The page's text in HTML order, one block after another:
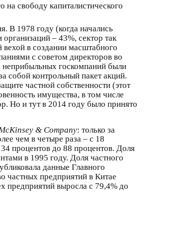
свободу капиталистического
В 1978 году (когда начались
– 43%, сектор так
в создании масштабного
с советом директоров во
неприбыльных госкомпаний были
собой контрольный пакет акций.
частной собственности (этот
имущества, в том числе
Но и тут в 2014 году было принято
& Company: только за
чем в четыре раза – с 18
процентов до 88 процентов. Доля
в 1995 году. Доля частного
данные Главного
частных предприятий в Китае
предприятий выросла с 79,4% до